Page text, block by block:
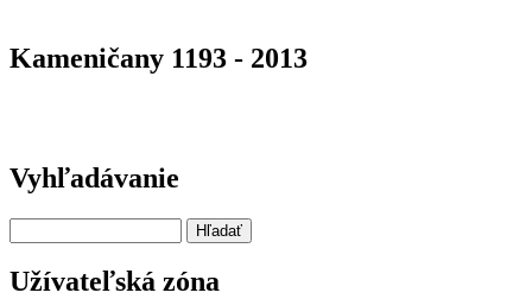
Kameničany 1193 - 2013
Vyhľadávanie
Užívateľská zóna